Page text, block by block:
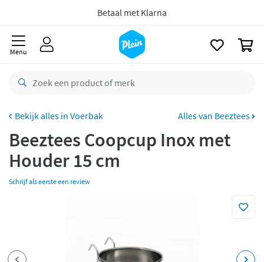
8,8/10
Menu
Voerbak Alles van Beeztees
Beeztees Coopcup Inox met
Houder 15 cm
Schrijf als eerste een review